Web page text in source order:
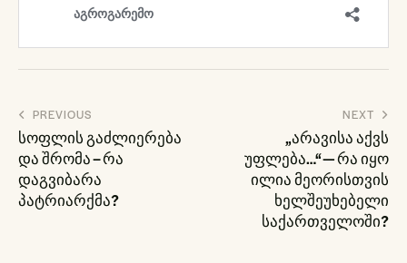
პოსტის
ნავიგაცია
PREVIOUS
სოფლის გაძლიერება
და შრომა – რა
დაგვიბარა
პატრიარქმა?
NEXT
„არავისა აქვს
უფლება…“ — რა იყო
ილია მეორისთვის
ხელშეუხებელი
საქართველოში?